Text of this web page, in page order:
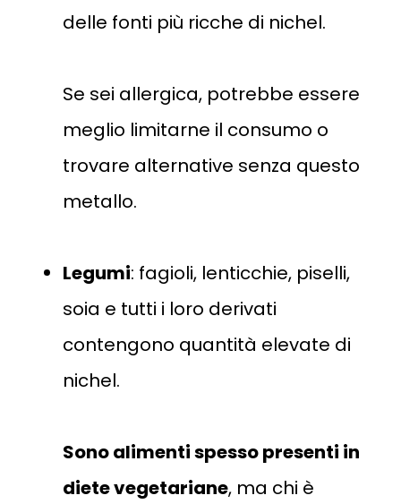
delle fonti più ricche di nichel.
Se sei allergica, potrebbe essere
meglio limitarne il consumo o
trovare alternative senza questo
metallo​.
Legumi: fagioli, lenticchie, piselli,
soia e tutti i loro derivati
contengono quantità elevate di
nichel.
Sono alimenti spesso presenti in
diete vegetariane, ma chi è